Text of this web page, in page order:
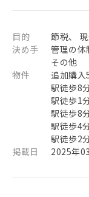
目的
節税、
決め手
管理の体
その他
物件
追加購入
駅徒歩8
駅徒歩1
駅徒歩8
駅徒歩4
駅徒歩2
掲載日
2025年